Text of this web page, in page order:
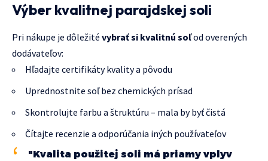
Výber kvalitnej parajdskej soli
Pri nákupe je dôležité vybrať si kvalitnú soľod overených
dodávateľov:
Hľadajte certifikáty kvality a pôvodu
Uprednostnite soľ bez chemických prísad
Skontrolujte farbu a štruktúru – mala by byť čistá
Čítajte recenzie a odporúčania iných používateľov
"Kvalita použitej soli má priamy vplyv